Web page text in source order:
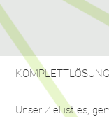
Unser Ziel ist es,